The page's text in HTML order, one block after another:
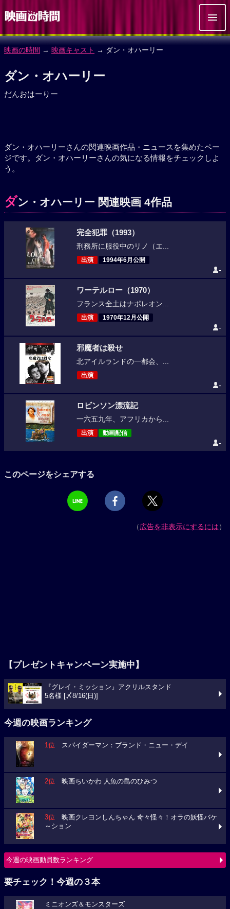
映画の時間 → 映画キャスト → ダン・オハーリー
ダン・オハーリー
だんおはーりー
ダン・オハーリーさんの関連映画作品・ニュースを集めたペー
ジです。ダン・オハーリーさんの気になる情報をチェックしよ
う。
ダン・オハーリー 関連映画 4作品
完全犯罪（1993）
刑務所に服役中のリノ（エ...
出演 1994年6月公開
-
ワーテルロー（1970）
フランス全土はナポレオン...
出演 1970年12月公開
-
邪魔者は殺せ
北アイルランドの一都会、...
出演
-
ロビンソン漂流記
一六五九年、アフリカから...
出演 動画配信
-
このページをシェアする
（広告を非表示にするには）
【プレゼントキャンペーン実施中】
『グレイ・ミッション』アクリルスタンド
5名様 [〆8/16(日)]
今週の映画ランキング
1位 スパイダーマン：ブランド・ニュー・デイ
2位 映画ちいかわ 人魚の島のひみつ
3位 映画クレヨンしんちゃん 奇々怪々！オラの妖怪バケ
～ション
今週の映画動員数ランキング
要チェック！今週の３本
ミニオンズ＆モンスターズ